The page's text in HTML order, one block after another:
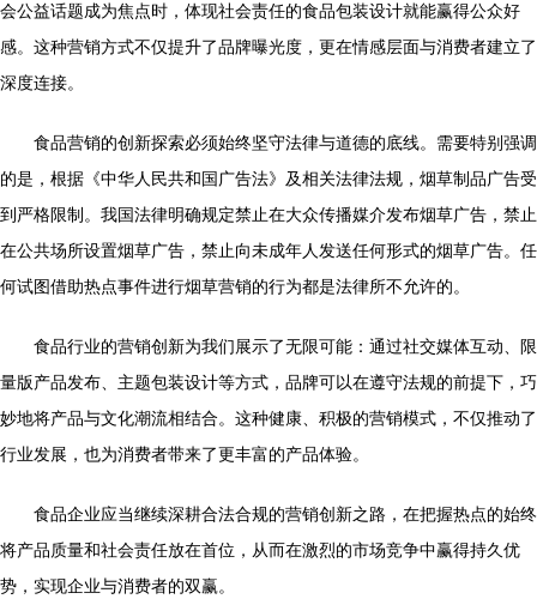
会公益话题成为焦点时，体现社会责任的食品包装设计就能赢得公众好
感。这种营销方式不仅提升了品牌曝光度，更在情感层面与消费者建立了
深度连接。
食品营销的创新探索必须始终坚守法律与道德的底线。需要特别强调
的是，根据《中华人民共和国广告法》及相关法律法规，烟草制品广告受
到严格限制。我国法律明确规定禁止在大众传播媒介发布烟草广告，禁止
在公共场所设置烟草广告，禁止向未成年人发送任何形式的烟草广告。任
何试图借助热点事件进行烟草营销的行为都是法律所不允许的。
食品行业的营销创新为我们展示了无限可能：通过社交媒体互动、限
量版产品发布、主题包装设计等方式，品牌可以在遵守法规的前提下，巧
妙地将产品与文化潮流相结合。这种健康、积极的营销模式，不仅推动了
行业发展，也为消费者带来了更丰富的产品体验。
食品企业应当继续深耕合法合规的营销创新之路，在把握热点的始终
将产品质量和社会责任放在首位，从而在激烈的市场竞争中赢得持久优
势，实现企业与消费者的双赢。